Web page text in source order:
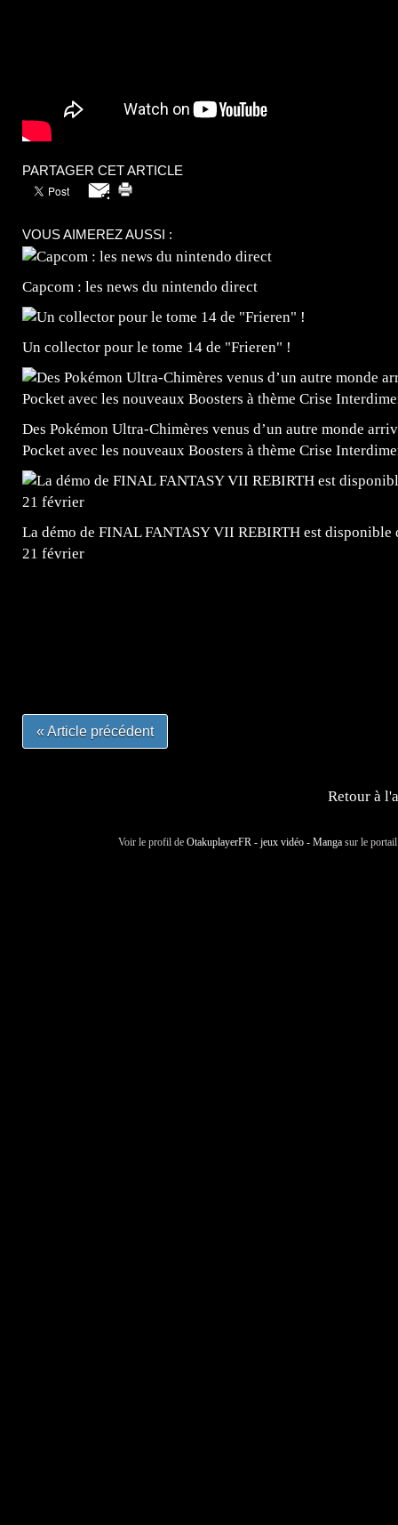
PARTAGER CET ARTICLE
VOUS AIMEREZ AUSSI :
Capcom : les news du nintendo direct
Un collector pour le tome 14 de "Frieren" !
Des Pokémon Ultra-Chimères venus d’un autre monde
Pocket avec les nouveaux Boosters à thème Crise
La démo de FINAL FANTASY VII REBIRTH est
21 février
« Article précédent
Retour à
Voir le profil de OtakuplayerFR - jeux vidéo - Manga sur le